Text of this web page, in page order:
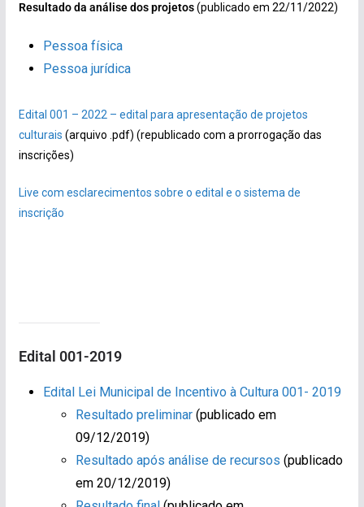
Resultado da análise dos projetos(publicado em 22/11/2022)
Pessoa física
Pessoa jurídica
Edital 001 – 2022 – edital para apresentação de projetos
culturais (arquivo .pdf) (republicado com a prorrogação das
inscrições)
Live com esclarecimentos sobre o edital e o sistema de
inscrição
Edital 001-2019
Edital Lei Municipal de Incentivo à Cultura 001- 2019
Resultado preliminar(publicado em
09/12/2019)
Resultado após análise de recursos (publicado
em 20/12/2019)